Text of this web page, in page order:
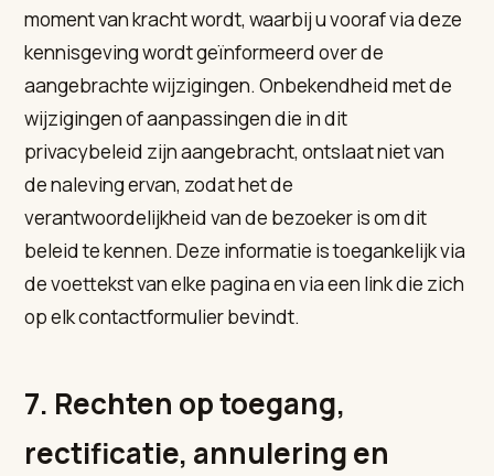
moment van kracht wordt, waarbij u vooraf via deze
kennisgeving wordt geïnformeerd over de
aangebrachte wijzigingen. Onbekendheid met de
wijzigingen of aanpassingen die in dit
privacybeleid zijn aangebracht, ontslaat niet van
de naleving ervan, zodat het de
verantwoordelijkheid van de bezoeker is om dit
beleid te kennen. Deze informatie is toegankelijk via
de voettekst van elke pagina en via een link die zich
op elk contactformulier bevindt.
7. Rechten op toegang,
rectificatie, annulering en